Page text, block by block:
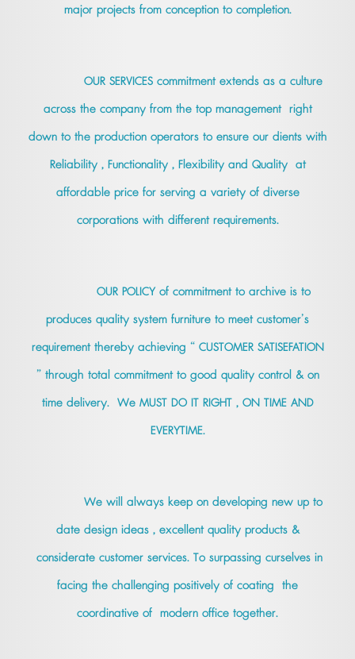
major projects from conception to completion.
OUR SERVICES commitment extends as a culture
across the company from the top management right
down to the production operators to ensure our dients with
Reliability , Functionality , Flexibility and Quality at
affordable price for serving a variety of diverse
corporations with different requirements.
OUR POLICY of commitment to archive is to
produces quality system furniture to meet customer’s
requirement thereby achieving “ CUSTOMER SATISEFATION
” through total commitment to good quality control & on
time delivery. We MUST DO IT RIGHT , ON TIME AND
EVERYTIME.
We will always keep on developing new up to
date design ideas , excellent quality products &
considerate customer services. To surpassing curselves in
facing the challenging positively of coating the
coordinative of modern office together.